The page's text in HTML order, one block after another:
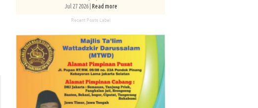
Jul 27 2026 | Read more
Recent Posts Label